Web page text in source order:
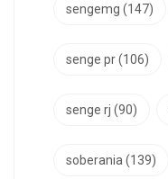
sengemg (147)
senge pr(106)
senge rj (90)
soberania (139)